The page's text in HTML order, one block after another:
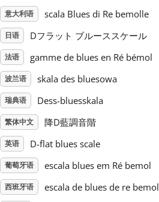
Tiếng Việt
简体中文
繁體中文
意大利语 scala Blues di Re bemolle
日语 Dフラット ブルーススケール
法语 gamme de blues en Ré bémol
波兰语 skala des bluesowa
瑞典语 Dess-bluesskala
繁体中文 降D藍調音階
英语 D-flat blues scale
葡萄牙语 escala blues em Ré bemol
西班牙语 escala de blues de re bemol